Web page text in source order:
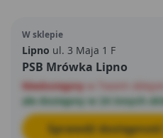
sprawiają, że podstawka
donicami o podobnym
funkcjonalną całość.
W sklepie
Lipno ul. 3 Maja 1 F
PSB Mrówka Lipno
Niedostępny
ale dostępny w 24 innych
Sprawdź